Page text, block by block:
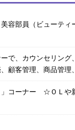
容部員（ビューテ
ーで、カウンセリン
顧客管理、商品管理
」コーナー ☆ＯＬや